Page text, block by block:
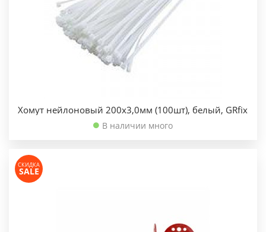
Хомут нейлоновый 200х3,0мм (100шт), белый, GRfix
В наличии много
СКИДКА
SALE